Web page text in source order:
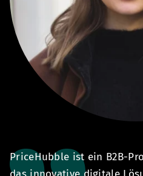
PriceHubble ist ein B2B-